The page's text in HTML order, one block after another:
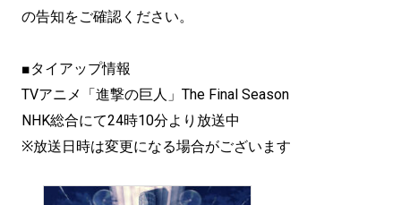
の告知をご確認ください。
■タイアップ情報
TVアニメ「進撃の巨人」The Final Season
NHK総合にて24時10分より放送中
※放送日時は変更になる場合がございます